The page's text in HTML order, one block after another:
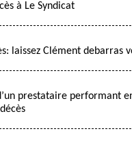
à Le Syndicat
laissez Clément debarras
prestataire performant